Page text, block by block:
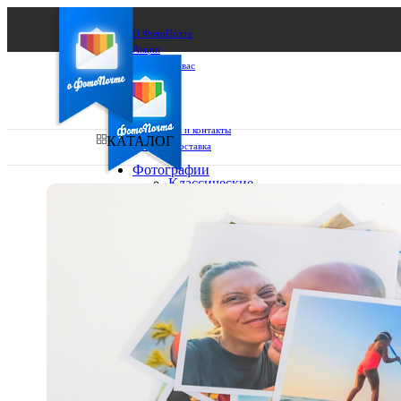
О ФотоПочте
Акции
Сделаем за вас
Бизнесу
FAQ
Франшиза
Поддержка и контакты
Оплата и доставка
Выберите из списка:
КАТАЛОГ
Фотографии
Классические
10х15
15х15
15х20
20х20
20х30
30х30
30х40
Фото
в